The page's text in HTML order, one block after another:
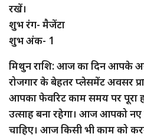
रखें।
शुभ रंग- मैजेंटा
शुभ अंक- 1
मिथुन राशि: आज का दिन आपके
रोजगार के बेहतर प्लेसमेंट अवसर
आपका फेवरिट काम समय पर पूरा
उत्साह बना रहेगा। आज आपको नए
चाहिए। आज किसी भी काम को